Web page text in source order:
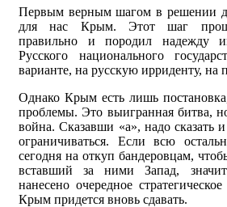
Первым верным шагом в решении
для нас Крым. Этот шаг
правильно и породил надежду
Русского национального
варианте, на русскую ирриденту, на
Однако Крым есть лишь
проблемы. Это выигранная битва,
война. Сказавши «а», надо сказать
ограничиваться. Если всю
сегодня на откуп бандеровцам,
вставший за ними Запад,
нанесено очередное
Крым придется вновь сдавать.